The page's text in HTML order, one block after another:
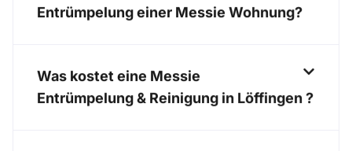
Entrümpelung einer Messie Wohnung?
Was kostet eine Messie
Entrümpelung & Reinigung in Löffingen ?